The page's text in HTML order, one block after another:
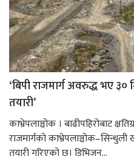
‘बिपी राजमार्ग अवरुद्ध भए
तयारी’
काभ्रेपलाञ्चोक । बाढीपहिरोबाट
राजमार्गको
तयारी गरिएको छ। डिभिजन...